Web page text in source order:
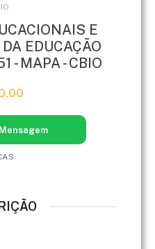
E
EDUCAÇÃO
- MAPA - CBIO